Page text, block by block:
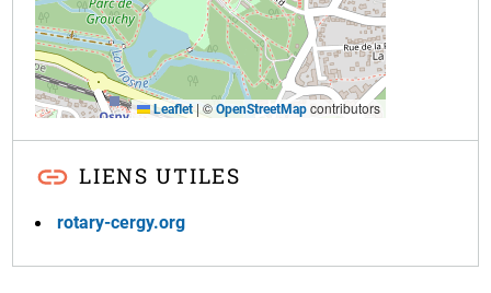
Leaflet |©OpenStreetMap contributors
LIENS UTILES
rotary-cergy.org